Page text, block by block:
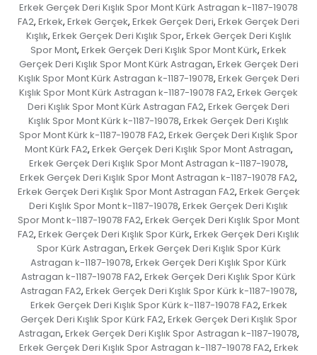
Erkek Gerçek Deri Kışlık Spor Mont Kürk Astragan k-1187-19078
FA2, Erkek, Erkek Gerçek, Erkek Gerçek Deri, Erkek Gerçek Deri
Kışlık, Erkek Gerçek Deri Kışlık Spor, Erkek Gerçek Deri Kışlık
Spor Mont, Erkek Gerçek Deri Kışlık Spor Mont Kürk, Erkek
Gerçek Deri Kışlık Spor Mont Kürk Astragan, Erkek Gerçek Deri
Kışlık Spor Mont Kürk Astragan k-1187-19078, Erkek Gerçek Deri
Kışlık Spor Mont Kürk Astragan k-1187-19078 FA2, Erkek Gerçek
Deri Kışlık Spor Mont Kürk Astragan FA2, Erkek Gerçek Deri
Kışlık Spor Mont Kürk k-1187-19078, Erkek Gerçek Deri Kışlık
Spor Mont Kürk k-1187-19078 FA2, Erkek Gerçek Deri Kışlık Spor
Mont Kürk FA2, Erkek Gerçek Deri Kışlık Spor Mont Astragan,
Erkek Gerçek Deri Kışlık Spor Mont Astragan k-1187-19078,
Erkek Gerçek Deri Kışlık Spor Mont Astragan k-1187-19078 FA2,
Erkek Gerçek Deri Kışlık Spor Mont Astragan FA2, Erkek Gerçek
Deri Kışlık Spor Mont k-1187-19078, Erkek Gerçek Deri Kışlık
Spor Mont k-1187-19078 FA2, Erkek Gerçek Deri Kışlık Spor Mont
FA2, Erkek Gerçek Deri Kışlık Spor Kürk, Erkek Gerçek Deri Kışlık
Spor Kürk Astragan, Erkek Gerçek Deri Kışlık Spor Kürk
Astragan k-1187-19078, Erkek Gerçek Deri Kışlık Spor Kürk
Astragan k-1187-19078 FA2, Erkek Gerçek Deri Kışlık Spor Kürk
Astragan FA2, Erkek Gerçek Deri Kışlık Spor Kürk k-1187-19078,
Erkek Gerçek Deri Kışlık Spor Kürk k-1187-19078 FA2, Erkek
Gerçek Deri Kışlık Spor Kürk FA2, Erkek Gerçek Deri Kışlık Spor
Astragan, Erkek Gerçek Deri Kışlık Spor Astragan k-1187-19078,
Erkek Gerçek Deri Kışlık Spor Astragan k-1187-19078 FA2, Erkek